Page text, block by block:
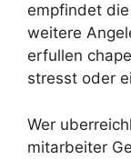
empfindet
weitere
erfullen
stresst oder
Wer
mitarbeiter